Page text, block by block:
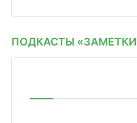
ПОДКАСТЫ «ЗАМЕТКИ